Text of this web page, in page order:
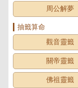
周公解夢
抽籤算命
觀音靈籤
關帝靈籤
佛祖靈籤